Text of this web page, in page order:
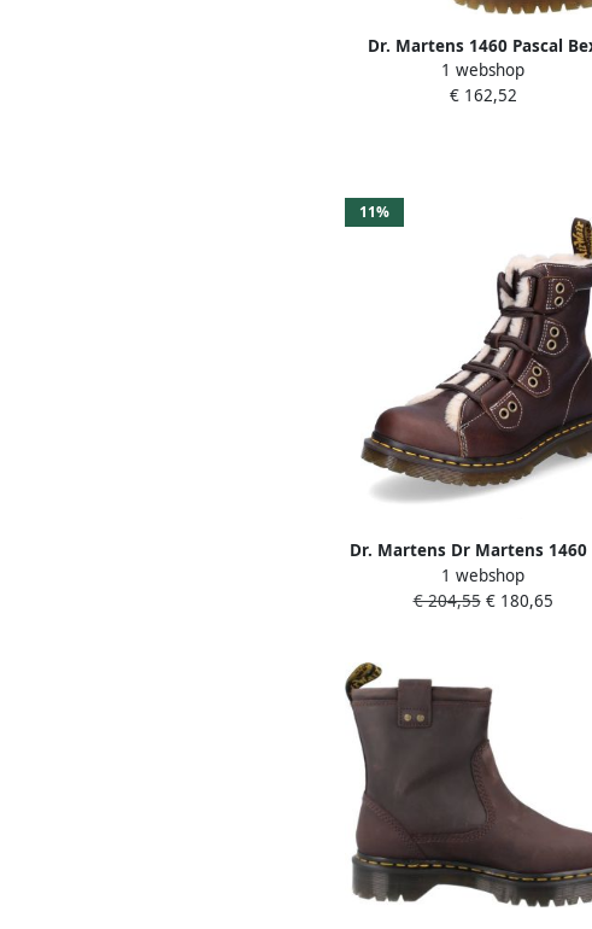
Dr. Martens 1460 Pascal
Unisex Bruin Laarzen
1 webshop
€ 162,52
11%
Dr. Martens Dr Martens
Fl Laarzen Bruin Vrouw
1 webshop
€ 204,55€ 180,65